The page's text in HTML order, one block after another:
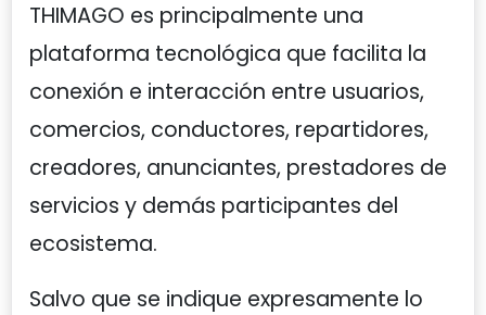
THIMAGO es principalmente una
plataforma tecnológica que facilita la
conexión e interacción entre usuarios,
comercios, conductores, repartidores,
creadores, anunciantes, prestadores de
servicios y demás participantes del
ecosistema.
Salvo que se indique expresamente lo